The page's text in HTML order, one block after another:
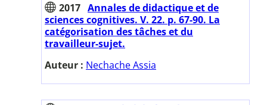
2017 Annales de didactique et de
sciences cognitives. V. 22. p. 67-90. La
catégorisation des tâches et du
travailleur-sujet.
Auteur : Nechache Assia